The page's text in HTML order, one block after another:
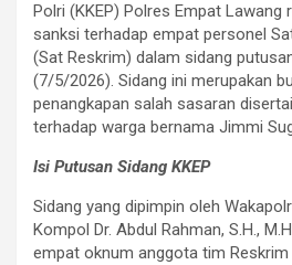
Polri (KKEP) Polres Empat Lawang
sanksi terhadap empat personel
(Sat Reskrim) dalam sidang
(7/5/2026). Sidang ini merupakan
penangkapan salah sasaran
terhadap warga bernama Jimmi
​Isi Putusan Sidang KKEP​
Sidang yang dipimpin oleh
Kompol Dr. Abdul Rahman, S.H.,
empat oknum anggota tim Reskrim